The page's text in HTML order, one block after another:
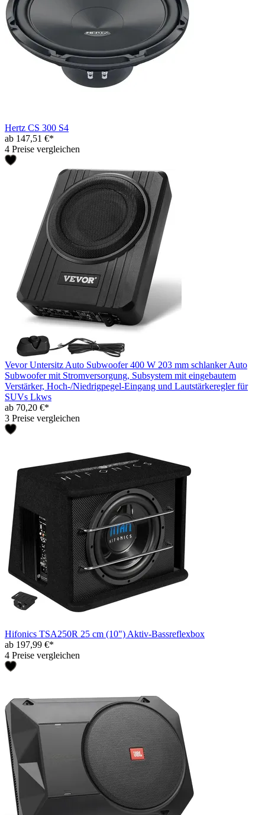
Hertz CS 300 S4
ab 147,51 €*
4 Preise vergleichen
Vevor Untersitz Auto Subwoofer 400 W 203 mm schlanker Auto
Subwoofer mit Stromversorgung, Subsystem mit eingebautem
Verstärker, Hoch-/Niedrigpegel-Eingang und Lautstärkeregler für
SUVs Lkws
ab 70,20 €*
3 Preise vergleichen
Hifonics TSA250R 25 cm (10") Aktiv-Bassreflexbox
ab 197,99 €*
4 Preise vergleichen